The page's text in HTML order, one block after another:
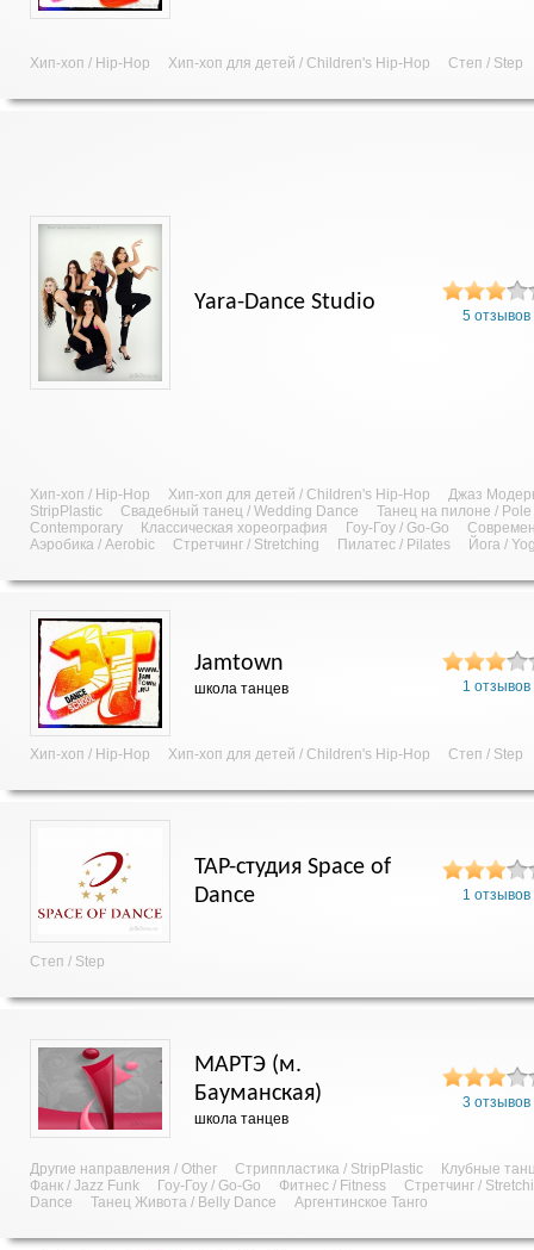
Хип-хоп / Hip-Hop Хип-хоп для детей / Children's Hip-Hop Степ / Step
Yara-Dance Studio
5 отзывов
Хип-хоп / Hip-Hop Хип-хоп для детей / Children's Hip-Hop
Джаз
StripPlastic
Свадебный танец / Wedding Dance
Танец на пилоне /
Contemporary
Классическая хореография Гоу-Гоу / Go-Go
Аэробика / Aerobic
Стретчинг / Stretching Пилатес / Pilates Йога /
Jamtown
школа танцев 1 отзывов
Хип-хоп / Hip-Hop Хип-хоп для детей / Children's Hip-Hop Степ / Step
TAP-студия Space of
Dance
1 отзывов
Степ / Step
МАРТЭ (м.
Бауманская)
школа танцев
3 отзывов
Другие направления / Other Стриппластика / StripPlastic
Клубные
Фанк / Jazz Funk
Гоу-Гоу / Go-Go Фитнес / Fitness
Стретчинг /
Dance
Танец Живота / Belly Dance Аргентинское Танго